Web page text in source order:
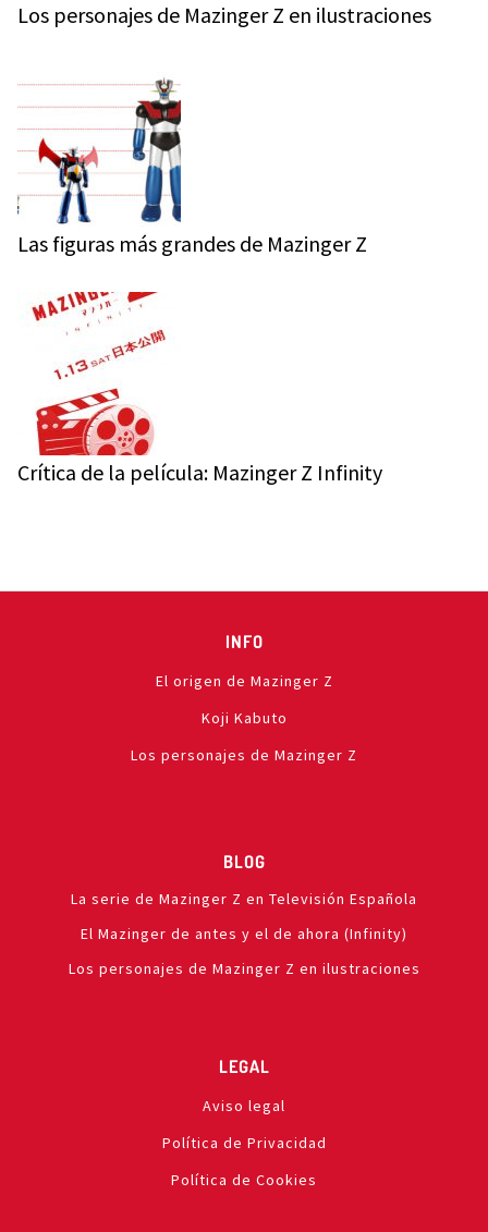
Los personajes de Mazinger Z en ilustraciones
Las figuras más grandes de Mazinger Z
Crítica de la película: Mazinger Z Infinity
INFO
El origen de Mazinger Z
Koji Kabuto
Los personajes de Mazinger Z
BLOG
La serie de Mazinger Z en Televisión Española
El Mazinger de antes y el de ahora (Infinity)
Los personajes de Mazinger Z en ilustraciones
LEGAL
Aviso legal
Política de Privacidad
Política de Cookies